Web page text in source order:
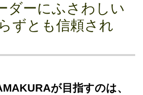
ダーにふさわしい
ずとも信頼され
が目指すのは、